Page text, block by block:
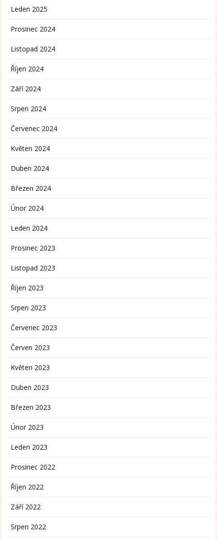
Leden 2025
Prosinec 2024
Listopad 2024
Říjen 2024
Září 2024
Srpen 2024
Červenec 2024
Květen 2024
Duben 2024
Březen 2024
Únor 2024
Leden 2024
Prosinec 2023
Listopad 2023
Říjen 2023
Srpen 2023
Červenec 2023
Červen 2023
Květen 2023
Duben 2023
Březen 2023
Únor 2023
Leden 2023
Prosinec 2022
Říjen 2022
Září 2022
Srpen 2022